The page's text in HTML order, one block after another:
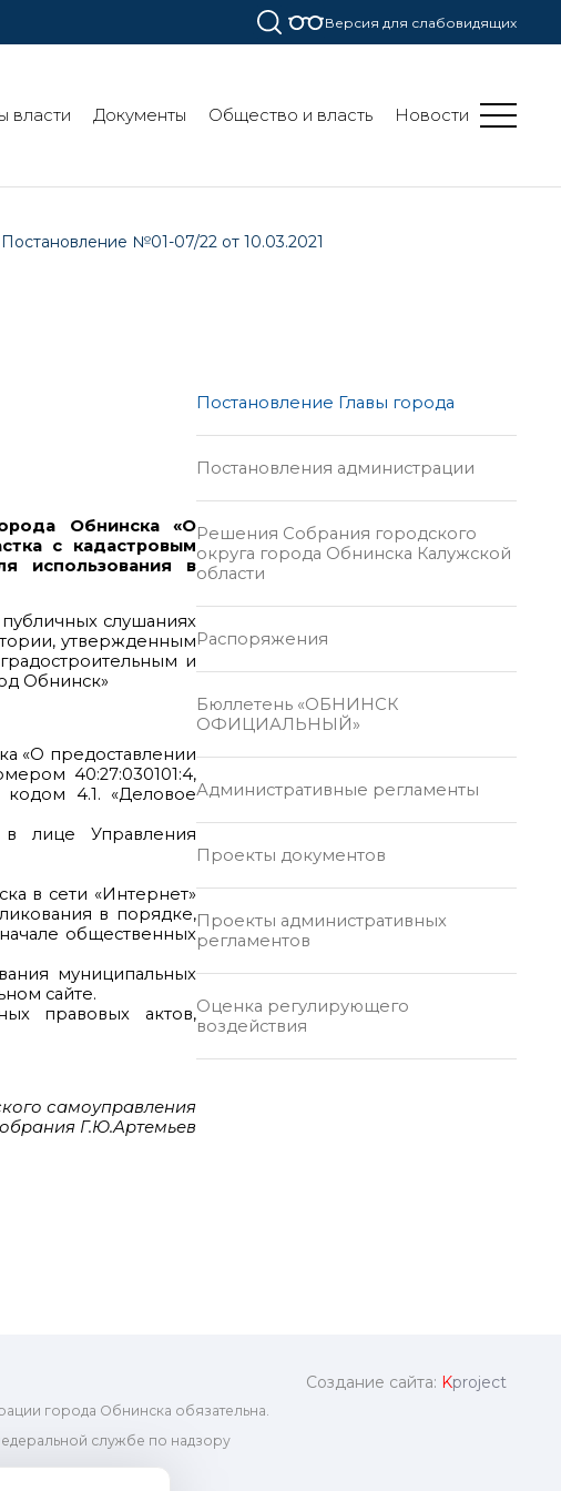
Версия для слабовидящих
власти Документы Общество и власть Новости
Постановление №01-07/22 от 10.03.2021
Обнинска «О
с кадастровым
использования в
слушаниях
утвержденным
и
Обнинск»
«О предоставлении
40:27:030101:4,
кодом 4.1. «Деловое
в лице Управления
в сети «Интернет»
в порядке,
общественных
муниципальных
сайте.
правовых актов,
самоуправления
Г.Ю.Артемьев
Постановление Главы города
Постановления администрации
Решения Собрания городского
округа города Обнинска Калужской
области
Распоряжения
Бюллетень «ОБНИНСК
ОФИЦИАЛЬНЫЙ»
Административные регламенты
Проекты документов
Проекты административных
регламентов
Оценка регулирующего
воздействия
города Обнинска обязательна.
службе по надзору
Создание сайта: Kproject